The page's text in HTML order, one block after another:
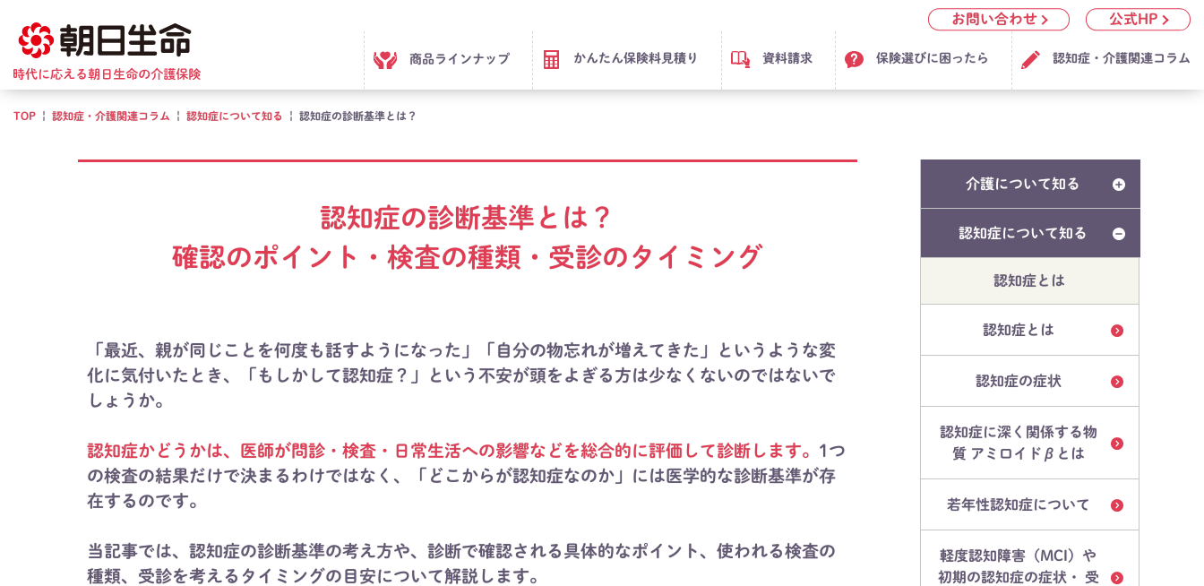
お問い合わせ 公式HP
商品ラインナップ かんたん保険料見積り 資料請求 保険選びに困ったら 認知症・介護関連コラム
TOP | 認知症・介護関連コラム | 認知症について知る | 認知症の診断基準とは？
認知症の診断基準とは？
確認のポイント・検査の種類・受診のタイミング
「最近、親が同じことを何度も話すようになった」「自分の物忘れが増えてきた」というような変
化に気付いたとき、「もしかして認知症？」という不安が頭をよぎる方は少なくないのではないで
しょうか。
認知症かどうかは、医師が問診・検査・日常生活への影響などを総合的に評価して診断します。 1つ
の検査の結果だけで決まるわけではなく、「どこからが認知症なのか」には医学的な診断基準が存
在するのです。
当記事では、認知症の診断基準の考え方や、診断で確認される具体的なポイント、使われる検査の
種類、受診を考えるタイミングの目安について解説します。
介護について知る
認知症について知る
認知症とは
認知症とは
認知症の症状
認知症に深く関係する物
質 アミロイドβとは
若年性認知症について
軽度認知障害（MCI）や
初期の認知症の症状・ 受